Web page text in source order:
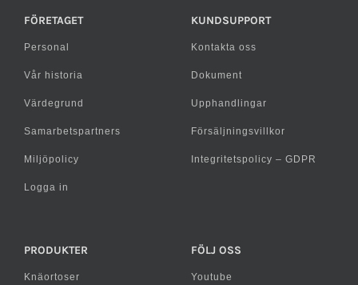
FÖRETAGET
Personal
Vår historia
Värdegrund
Samarbetspartners
Miljöpolicy
Logga in
KUNDSUPPORT
Kontakta oss
Dokument
Upphandlingar
Försäljningsvillkor
Integritetspolicy – GDPR
PRODUKTER
Knäortoser
FÖLJ OSS
Youtube